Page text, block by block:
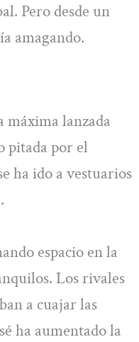
Pero desde un
amagando.
máxima lanzada
pitada por el
ha ido a vestuarios
espacio en la
Los rivales
a cuajar las
ha aumentado la